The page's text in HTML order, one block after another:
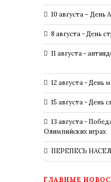
10 августа – День
8 августа - День
11 августа -
12 августа - День
15 августа - День
13 августа -
Олимпийских играх
ПЕРЕПЕСЬ
ГЛАВНЫЕ